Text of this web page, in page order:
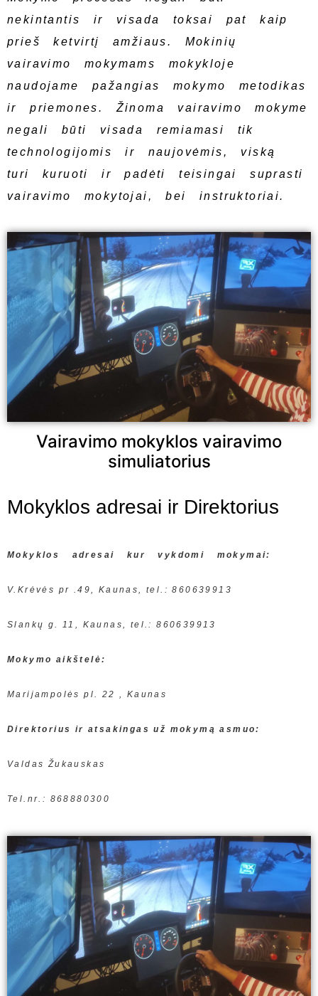
nekintantis ir visada toksai pat kaip
prieš ketvirtį amžiaus. Mokinių
vairavimo mokymams mokykloje
naudojame pažangias mokymo metodikas
ir priemones. Žinoma vairavimo mokyme
negali būti visada remiamasi tik
technologijomis ir naujovėmis, viską
turi kuruoti ir padėti teisingai suprasti
vairavimo mokytojai, bei instruktoriai.
Vairavimo mokyklos vairavimo
simuliatorius
Mokyklos adresai ir Direktorius
Mokyklos adresai kur vykdomi mokymai:
V.Krėvės pr .49, Kaunas, tel.: 860639913
Slankų g. 11, Kaunas, tel.: 860639913
Mokymo aikštelė:
Marijampolės pl. 22 , Kaunas
Direktorius ir atsakingas už mokymą asmuo:
Valdas Žukauskas
Tel.nr.: 868880300